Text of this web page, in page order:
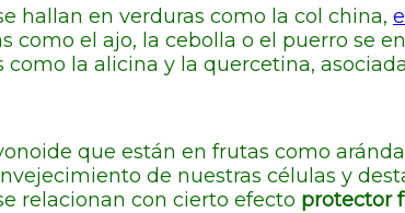
hallan en verduras como la col china,
como el ajo, la cebolla o el puerro se
como la alicina y la quercetina,
que están en frutas como
de nuestras células y
relacionan con cierto efecto protector